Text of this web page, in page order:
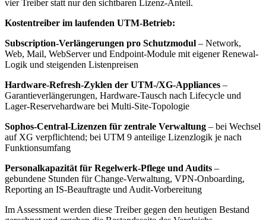
vier Treiber statt nur den sichtbaren Lizenz-Anteil.
Kostentreiber im laufenden UTM-Betrieb:
Subscription-Verlängerungen pro Schutzmodul – Network,
Web, Mail, WebServer und Endpoint-Module mit eigener Renewal-
Logik und steigenden Listenpreisen
Hardware-Refresh-Zyklen der UTM-/XG-Appliances –
Garantieverlängerungen, Hardware-Tausch nach Lifecycle und
Lager-Reservehardware bei Multi-Site-Topologie
Sophos-Central-Lizenzen für zentrale Verwaltung – bei Wechsel
auf XG verpflichtend; bei UTM 9 anteilige Lizenzlogik je nach
Funktionsumfang
Personalkapazität für Regelwerk-Pflege und Audits –
gebundene Stunden für Change-Verwaltung, VPN-Onboarding,
Reporting an IS-Beauftragte und Audit-Vorbereitung
Im Assessment werden diese Treiber gegen den heutigen Bestand